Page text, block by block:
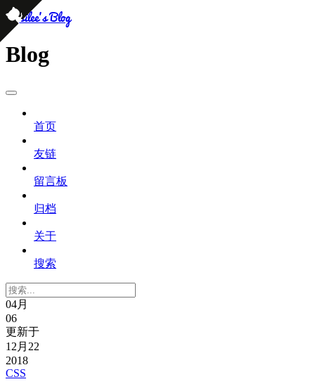
persilee's Blog
Blog
首页
友链
留言板
归档
关于
搜索
04月
06
更新于
12月22
2018
CSS